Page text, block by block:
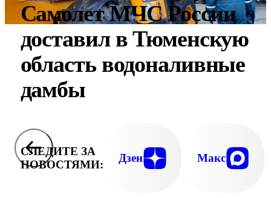
Самолет МЧС России
доставил в Тюменскую
область водоналивные
дамбы
СЛЕДИТЕ ЗА
НОВОСТЯМИ:
Дзен Макс